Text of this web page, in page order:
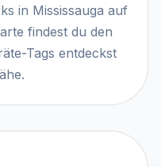
in Mississauga auf
findest du den
Tags entdeckst